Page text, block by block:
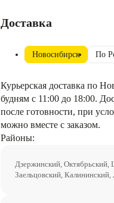
Доставка
Новосибирск По
Курьерская доставка по
будням с 11:00 до 18:00.
после готовности, при
можно вместе с заказом.
Районы:
Дзержинский,
Заельцовский,